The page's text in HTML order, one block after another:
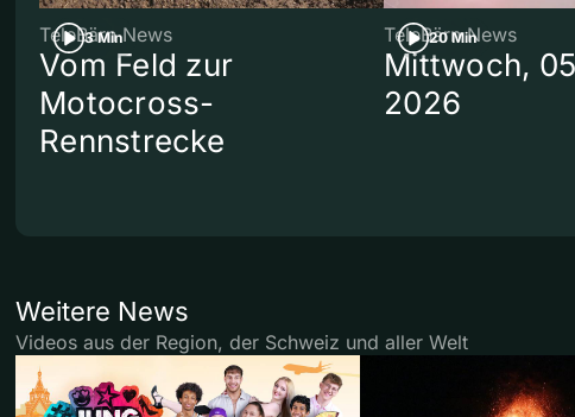
3 Min
TeleBärn News
Vom Feld zur
Motocross-
Rennstrecke
20 Min
TeleBärn News
Mittwoch,
2026
Weitere News
Videos aus der Region, der Schweiz und aller Welt